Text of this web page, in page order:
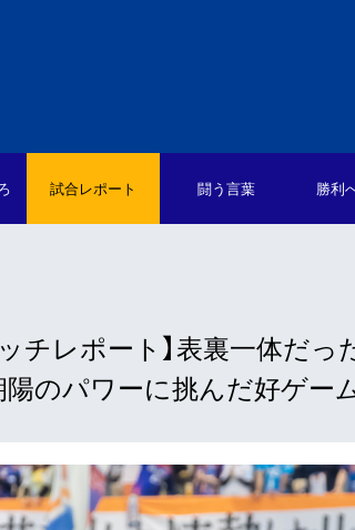
試合レポート 闘う言葉 勝利
チレポート】表裏一体だっ
のパワーに挑んだ好ゲー